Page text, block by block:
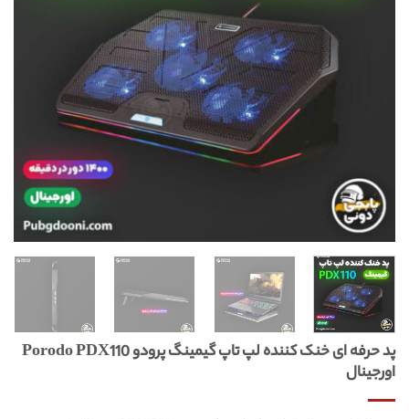
پد حرفه ای خنک کننده لپ تاپ گیمینگ پرودو Porodo PDX110
اورجینال